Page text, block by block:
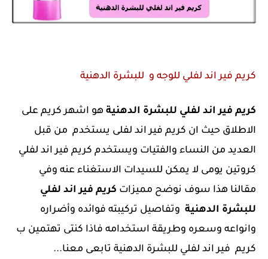
كريم فير اند لفلي للوجه و للبشرة الدهنية
كريم فير اند لفلي للبشرة الدهنية هو اشهر كريم على
الاطلاق حيث ان كريم فير اند لفلى يستخدم من قبل
العديد من النساء والفتيات ويستخدم كريم فير اند لفلي
كروتين يومى لا يمكن للسيدات الاستغناء عنه وفي
مقالنا هذا سوف نوضح مميزات كريم فير اند لفلي
للبشرة الدهنية وتفاصيل تركيبته فوائده وأضراره
وانواعه وسعره وطريقة استخدامه فاذا كنتى تهتمين ب
كريم فير اند لفلي للبشرة الدهنية تابعى معنا...